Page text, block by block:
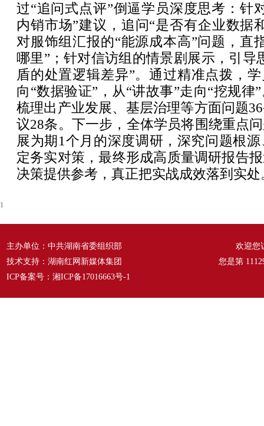
过“追问式点评”倒逼学员深度思考：针
内销市场”建议，追问“是否有企业数据
对服饰组汇报的“能源成本高”问题，直
哪里”；针对信访组的情景剧展示，引导
盾的处置逻辑差异”。通过精准点拨，
向“数据验证”，从“讲故事”走向“挖规律
梳理出产业发展、基层治理等方面问题
议28条。下一步，全体学员将围绕重点
展为期1个月的深度调研，深究问题根
定务实对策，最终形成高质量调研报告
决策提供参考，真正把实战成效落到实处
1
主办单位：中共湖南省委组织部
技术支持：湖南红网新媒体集团
ICP备案号： 湘ICP备17016663号-1
欢迎您
您是第